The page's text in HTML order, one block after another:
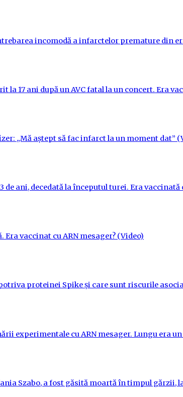
incomodă a infarctelor premature din
17 ani după un AVC fatal la un concert. Era
„Mă aștept să fac infarct la un moment dat”
ani, decedată la începutul turei. Era vaccinată
Era vaccinat cu ARN mesager? (Video)
proteinei Spike și care sunt riscurile
experimentale cu ARN mesager. Lungu era
Szabo, a fost găsită moartă în timpul gărzii,